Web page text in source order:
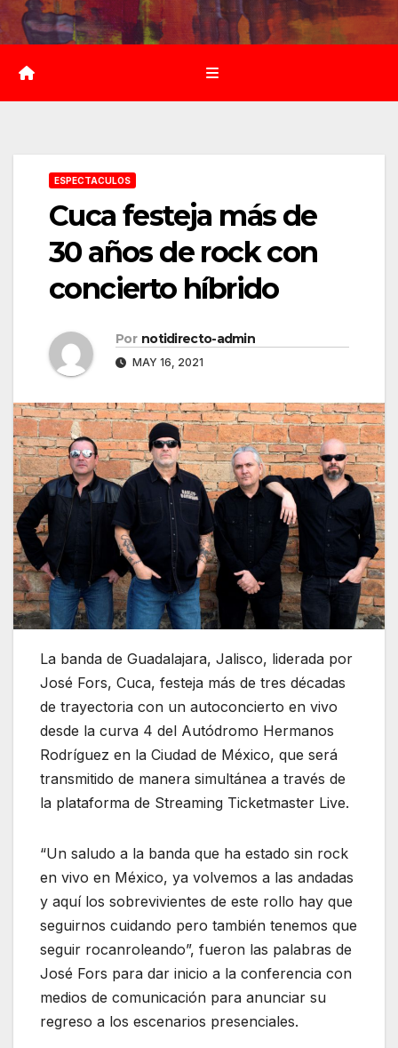
Saltar
al
contenido
ESPECTACULOS
Cuca festeja más de
30 años de rock con
concierto híbrido
Por notidirecto-admin
MAY 16, 2021
La banda de Guadalajara, Jalisco, liderada por
José Fors, Cuca, festeja más de tres décadas
de trayectoria con un autoconcierto en vivo
desde la curva 4 del Autódromo Hermanos
Rodríguez en la Ciudad de México, que será
transmitido de manera simultánea a través de
la plataforma de Streaming Ticketmaster Live.
“Un saludo a la banda que ha estado sin rock
en vivo en México, ya volvemos a las andadas
y aquí los sobrevivientes de este rollo hay que
seguirnos cuidando pero también tenemos que
seguir rocanroleando”, fueron las palabras de
José Fors para dar inicio a la conferencia con
medios de comunicación para anunciar su
regreso a los escenarios presenciales.